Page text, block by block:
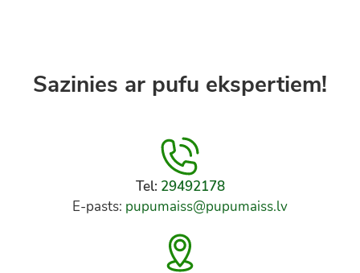
Sazinies ar pufu ekspertiem!
Tel: 29492178
E-pasts: pupumaiss@pupumaiss.lv